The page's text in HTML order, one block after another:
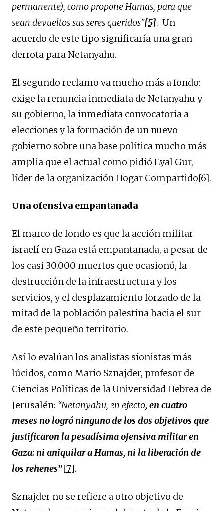
permanente), como propone Hamas, para que
sean devueltos sus seres queridos”[5]. Un
acuerdo de este tipo significaría una gran
derrota para Netanyahu.
El segundo reclamo va mucho más a fondo:
exige la renuncia inmediata de Netanyahu y
su gobierno, la inmediata convocatoria a
elecciones y la formación de un nuevo
gobierno sobre una base política mucho más
amplia que el actual como pidió Eyal Gur,
líder de la organización Hogar Compartido[6].
Una ofensiva empantanada
El marco de fondo es que la acción militar
israelí en Gaza está empantanada, a pesar de
los casi 30.000 muertos que ocasionó, la
destrucción de la infraestructura y los
servicios, y el desplazamiento forzado de la
mitad de la población palestina hacia el sur
de este pequeño territorio.
Así lo evalúan los analistas sionistas más
lúcidos, como Mario Sznajder, profesor de
Ciencias Políticas de la Universidad Hebrea de
Jerusalén: “Netanyahu, en efecto, en cuatro
meses no logró ninguno de los dos objetivos que
justificaron la pesadísima ofensiva militar en
Gaza: ni aniquilar a Hamas, ni la liberación de
los rehenes”[7].
Sznajder no se refiere a otro objetivo de